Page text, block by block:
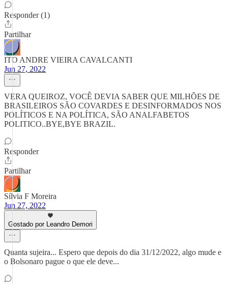
Responder (1)
Partilhar
ITO ANDRE VIEIRA CAVALCANTI
Jun 27, 2022
VERA QUEIROZ, VOCÊ DEVIA SABER QUE MILHÕES DE
BRASILEIROS SÃO COVARDES E DESINFORMADOS NOS
POLÍTICOS E NA POLÍTICA, SÃO ANALFABETOS
POLITICO..BYE,BYE BRAZIL.
Responder
Partilhar
Sílvia F Moreira
Jun 27, 2022
Gostado por Leandro Demori
Quanta sujeira... Espero que depois do dia 31/12/2022, algo mude e
o Bolsonaro pague o que ele deve...